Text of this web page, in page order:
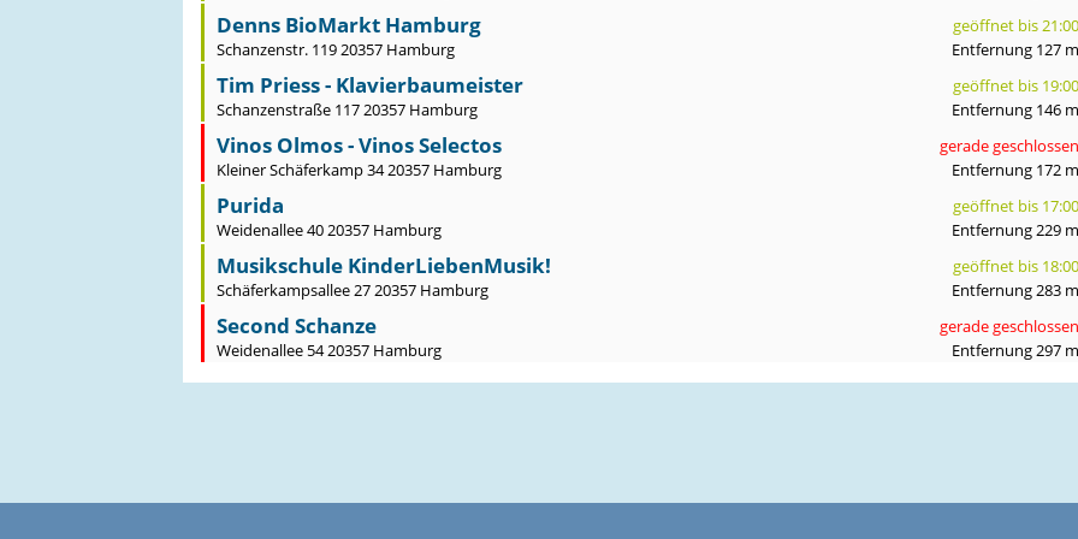
Denns BioMarkt Hamburg
geöffnet bis 21:00
Schanzenstr. 119 20357 Hamburg
Entfernung 127 m
Tim Priess - Klavierbaumeister
geöffnet bis 19:00
Schanzenstraße 117 20357 Hamburg
Entfernung 146 m
Vinos Olmos - Vinos Selectos
gerade geschlossen
Kleiner Schäferkamp 34 20357 Hamburg
Entfernung 172 m
Purida
geöffnet bis 17:00
Weidenallee 40 20357 Hamburg
Entfernung 229 m
Musikschule KinderLiebenMusik!
geöffnet bis 18:00
Schäferkampsallee 27 20357 Hamburg
Entfernung 283 m
Second Schanze
gerade geschlossen
Weidenallee 54 20357 Hamburg
Entfernung 297 m